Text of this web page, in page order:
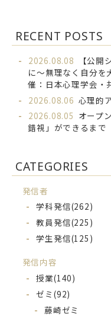
RECENT POSTS
2026.08.08
【公
に～無理なく自分を
催：日本心理学会・
2026.08.06 心理的
2026.08.05 オープ
錯視」ができるまで
CATEGORIES
発信者
学科発信(262)
教員発信(225)
学生発信(125)
発信内容
授業(140)
ゼミ(92)
藤崎ゼミ